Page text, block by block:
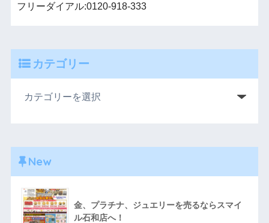
フリーダイアル:0120-918-333
カテゴリー
New
金、プラチナ、ジュエリーを売るならスマイ
ル石和店へ！